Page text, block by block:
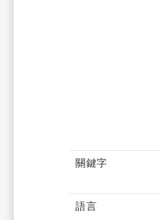
關鍵字
語言